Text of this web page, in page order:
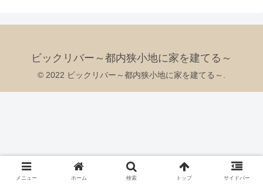
ビックリバー～都内狭小地に家を建てる～
© 2022 ビックリバー～都内狭小地に家を建てる～.
メニュー ホーム 検索 トップ サイドバー